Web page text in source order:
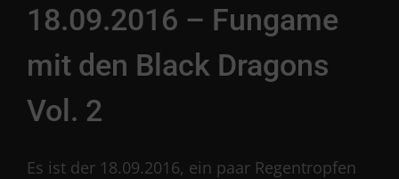
18.09.2016 – Fungame
mit den Black Dragons
Vol. 2
Es ist der 18.09.2016, ein paar Regentropfen